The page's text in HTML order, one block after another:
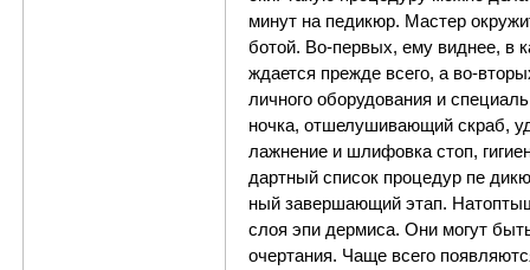
ми­нут на пе­ди­кюр. Ма­с­тер
бо­той. Во-пер­вых, ему вид­нее, в
ж­да­ет­ся пре­ж­де все­го, а во-
лич­но­го обо­ру­до­ва­ния и
ноч­ка, от­ше­лу­ши­ва­ю­щий скраб,
лаж­не­ние и шли­фов­ка стоп,
дарт­ный спи­сок про­це­дур пе­
ный за­вер­ша­ю­щий этап.
слоя эпи­ дер­ми­са. Они мо­гут
очер­та­ния. Ча­ще все­го